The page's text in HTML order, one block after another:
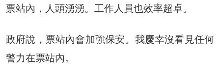
票站內，人頭湧湧。工作人員也效率超卓。
政府說，票站內會加強保安。我慶幸沒看見任何
警力在票站內。